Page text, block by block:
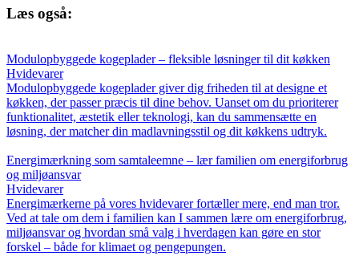
Læs også:
Modulopbyggede kogeplader – fleksible løsninger til dit køkken
Hvidevarer
Modulopbyggede kogeplader giver dig friheden til at designe et
køkken, der passer præcis til dine behov. Uanset om du prioriterer
funktionalitet, æstetik eller teknologi, kan du sammensætte en
løsning, der matcher din madlavningsstil og dit køkkens udtryk.
Energimærkning som samtaleemne – lær familien om energiforbrug
og miljøansvar
Hvidevarer
Energimærkerne på vores hvidevarer fortæller mere, end man tror.
Ved at tale om dem i familien kan I sammen lære om energiforbrug,
miljøansvar og hvordan små valg i hverdagen kan gøre en stor
forskel – både for klimaet og pengepungen.